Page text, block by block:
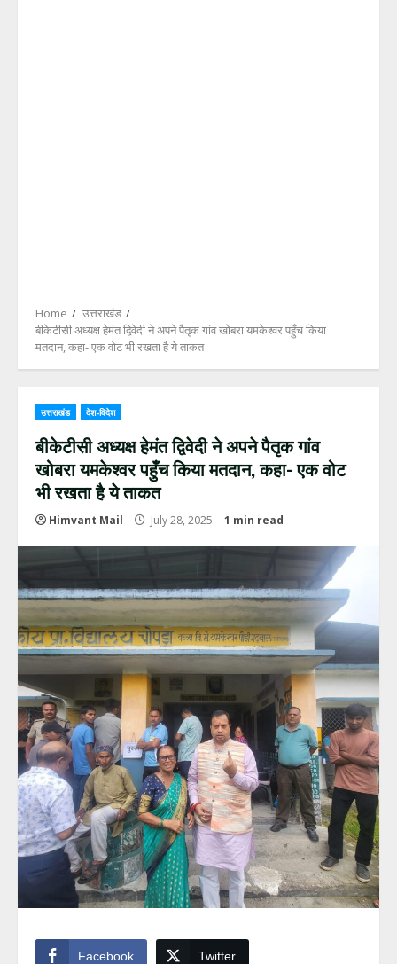
Home
उत्तराखंड
बीकेटीसी अध्यक्ष हेमंत द्विवेदी ने अपने पैतृक गांव खोबरा यमकेश्वर पहुँच किया
मतदान, कहा- एक वोट भी रखता है ये ताकत
उत्तराखंड देश-विदेश
बीकेटीसी अध्यक्ष हेमंत द्विवेदी ने अपने पैतृक गांव
खोबरा यमकेश्वर पहुँच किया मतदान, कहा- एक वोट
भी रखता है ये ताकत
Himvant Mail July 28, 2025 1 min read
Facebook Twitter